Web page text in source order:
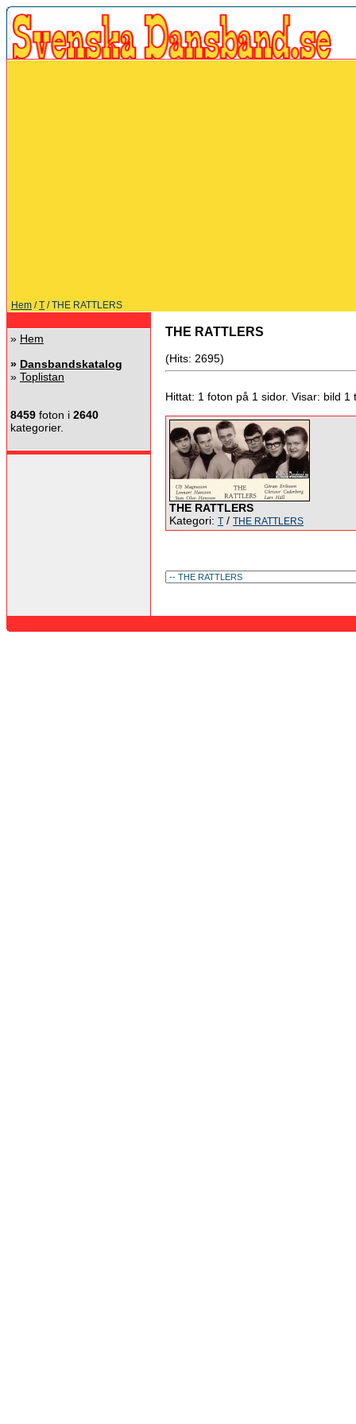
Hem /T / THE RATTLERS
» Hem
» Dansbandskatalog
» Toplistan
8459 foton i 2640
kategorier.
THE RATTLERS
(Hits: 2695)
Hittat: 1 foton på 1 sidor. Visar: bild 1
THE RATTLERS
Kategori: T / THE RATTLERS